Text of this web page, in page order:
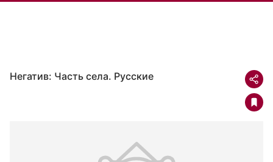
Негатив: Часть села. Русские